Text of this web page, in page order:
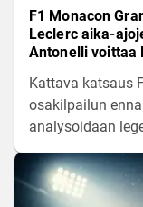
F1 Monacon
Leclerc aika-
Antonelli voittaa
Kattava katsaus
osakilpailun
analysoidaan
voimasuhteita
kisaviikonlopun